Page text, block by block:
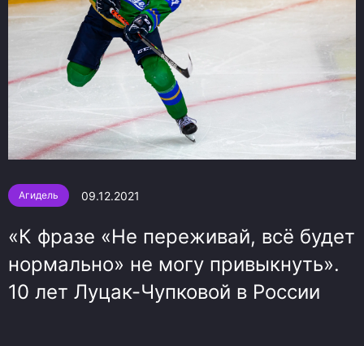
Агидель 09.12.2021
«К фразе «Не переживай, всё будет
нормально» не могу привыкнуть».
10 лет Луцак-Чупковой в России